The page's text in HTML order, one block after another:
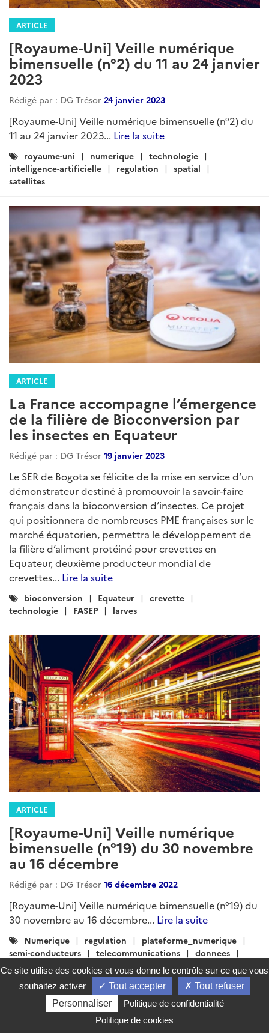
ARTICLE
[Royaume-Uni] Veille numérique
bimensuelle (n°2) du 11 au 24 janvier
2023
Rédigé par : DG Trésor 24 janvier 2023
[Royaume-Uni] Veille numérique bimensuelle (n°2) du
11 au 24 janvier 2023... Lire la suite
Catégories
:
royaume-uni numerique
technologie
intelligence-artificielle
regulation
spatial
satellites
ARTICLE
La France accompagne l’émergence
de la filière de Bioconversion par
les insectes en Equateur
Rédigé par : DG Trésor 19 janvier 2023
Le SER de Bogota se félicite de la mise en service d’un
démonstrateur destiné à promouvoir la savoir-faire
français dans la bioconversion d’insectes. Ce projet
qui positionnera de nombreuses PME françaises sur le
marché équatorien, permettra le développement de
la filière d’aliment protéiné pour crevettes en
Equateur, deuxième producteur mondial de
crevettes... Lire la suite
Catégories
:
bioconversion Equateur
crevette
technologie
FASEP larves
ARTICLE
[Royaume-Uni] Veille numérique
bimensuelle (n°19) du 30 novembre
au 16 décembre
Rédigé par : DG Trésor 16 décembre 2022
[Royaume-Uni] Veille numérique bimensuelle (n°19) du
30 novembre au 16 décembre... Lire la suite
Catégories
:
Numerique regulation
plateforme_numerique
semi-conducteurs
telecommunications
donnees
intelligence-artificielle
start-ups
technologie
Ce site utilise des cookies et vous donne le contrôle sur ce que vous
souhaitez activer
Tout accepter
Tout refuser
Personnaliser
Politique de confidentialité
Politique de cookies